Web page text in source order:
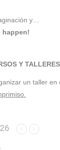
y…
happen!
Y TALLERES
un taller en